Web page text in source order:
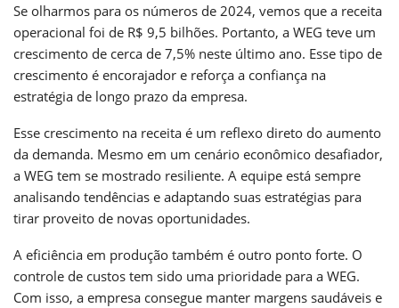
Se olharmos para os números de 2024, vemos que a receita
operacional foi de R$ 9,5 bilhões. Portanto, a WEG teve um
crescimento de cerca de 7,5% neste último ano. Esse tipo de
crescimento é encorajador e reforça a confiança na
estratégia de longo prazo da empresa.
Esse crescimento na receita é um reflexo direto do aumento
da demanda. Mesmo em um cenário econômico desafiador,
a WEG tem se mostrado resiliente. A equipe está sempre
analisando tendências e adaptando suas estratégias para
tirar proveito de novas oportunidades.
A eficiência em produção também é outro ponto forte. O
controle de custos tem sido uma prioridade para a WEG.
Com isso, a empresa consegue manter margens saudáveis e